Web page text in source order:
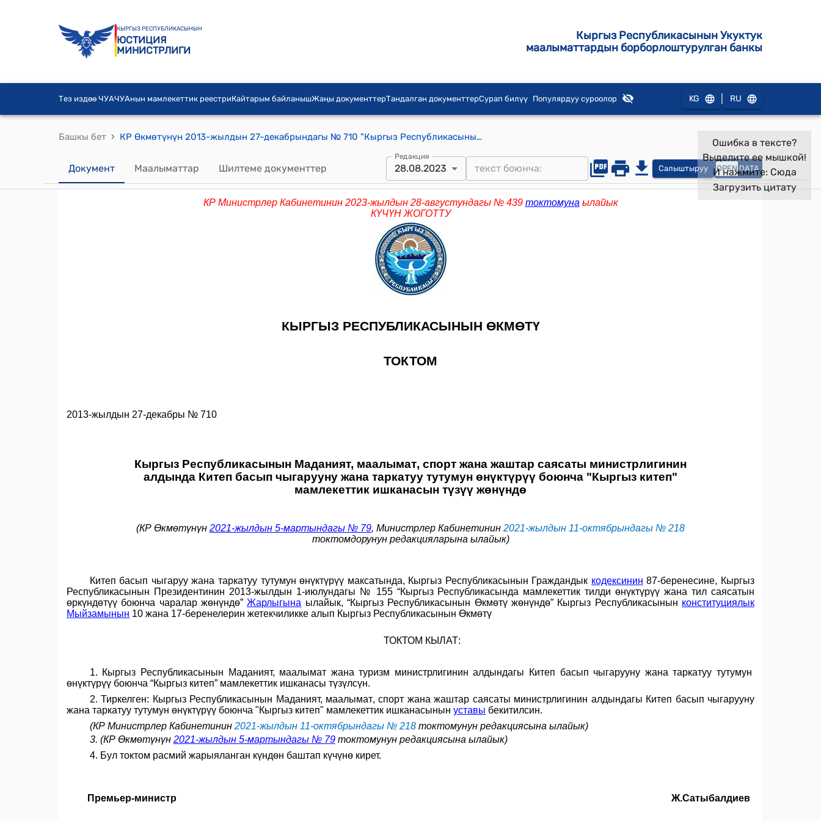
КЫРГЫЗ РЕСПУБЛИКАСЫНЫН
ЮСТИЦИЯ
МИНИСТРЛИГИ
Кыргыз Республикасынын Укуктук
маалыматтардын борборлоштурулган банкы
Тез издөө ЧУАЧУАнын мамлекеттик реестриКайтарым байланышЖаңы документтерТандалган документтерСурап билүү Популярдуу суроолор KG RU
Башкы бет › КР Өкмөтүнүн 2013-жылдын 27-декабрындагы № 710 "Кыргыз Республикасынын Маданият, маалымат жана туризм министрлигинин алдындагы Китеп басып чыгарууну жана таркатуу тутумун өнүктүрүү боюнча “Кыргыз китеп” мамлекеттик ишканасын түзүү жөнүндө" токтому
Документ Маалыматтар Шилтеме документтер
Редакция
28.08.2023 Салыштыруу OPEN DATA
Ошибка в тексте?
Выделите ее мышкой!
И нажмите: Сюда
Загрузить цитату